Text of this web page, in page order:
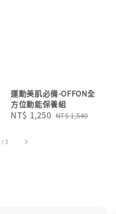
運動美肌必備-OFFON全
方位動能保養組
Sale
NT$ 1,250 Regular
NT$ 1,540
/3